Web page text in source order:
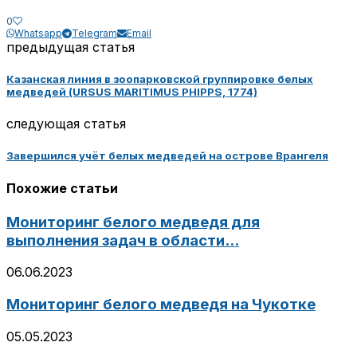
0
Whatsapp
Telegram Email
предыдущая статья
Казанская линия в зоопарковской группировке белых
медведей (URSUS MARITIMUS PHIPPS, 1774)
следующая статья
Завершился учёт белых медведей на острове Врангеля
Похожие статьи
Мониторинг белого медведя для
выполнения задач в области...
06.06.2023
Мониторинг белого медведя на Чукотке
05.05.2023